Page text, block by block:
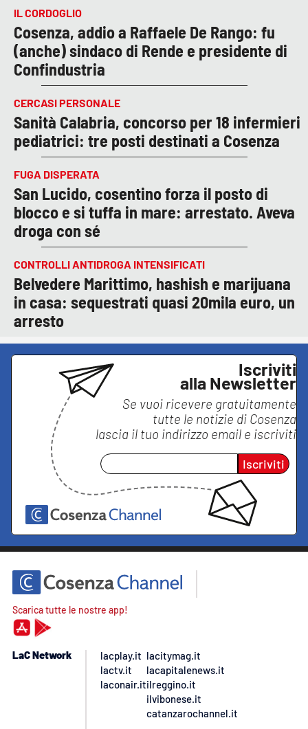
IL CORDOGLIO
Cosenza, addio a Raffaele De Rango: fu
(anche) sindaco di Rende e presidente di
Confindustria
CERCASI PERSONALE
Sanità Calabria, concorso per 18 infermieri
pediatrici: tre posti destinati a Cosenza
FUGA DISPERATA
San Lucido, cosentino forza il posto di
blocco e si tuffa in mare: arrestato. Aveva
droga con sé
CONTROLLI ANTIDROGA INTENSIFICATI
Belvedere Marittimo, hashish e marijuana
in casa: sequestrati quasi 20mila euro, un
arresto
Iscriviti
alla Newsletter
Se vuoi ricevere gratuitamente
tutte le notizie di Cosenza
lascia il tuo indirizzo email e iscriviti
Iscriviti
Scarica tutte le nostre app!
LaC Network
lacplay.it
lactv.it
laconair.it
lacitymag.it
lacapitalenews.it
ilreggino.it
ilvibonese.it
catanzarochannel.it